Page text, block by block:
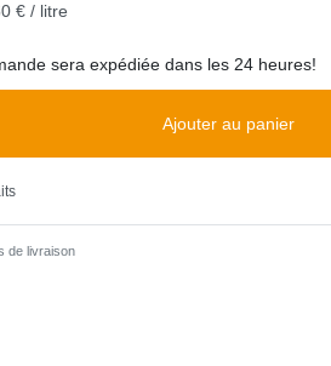
€ / litre
sera expédiée dans les 24 heures!
Ajouter au panier
de livraison